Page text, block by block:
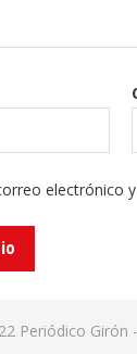
electrónico
Periódico Girón